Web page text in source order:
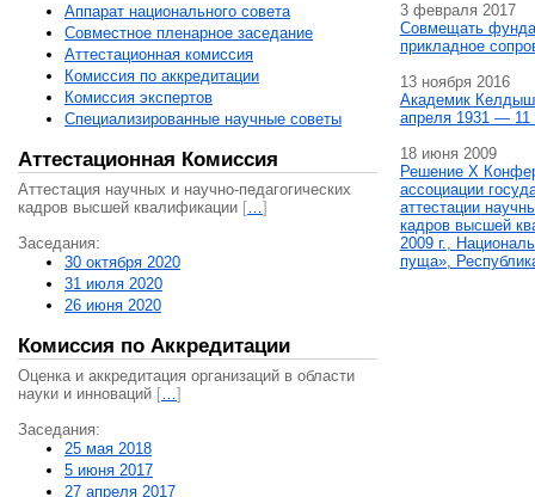
Аппарат национального совета
Совместное пленарное заседание
Аттестационная комисcия
Комиссия по аккредитации
Комиссия экспертов
Специализированные научные советы
Аттестационная Комиссия
Аттестация научных и научно-педагогических
кадров высшей квалификации […]
Заседания:
30 октября 2020
31 июля 2020
26 июня 2020
Комиссия по Аккредитации
Оценка и аккредитация организаций в области
науки и инноваций […]
Заседания:
25 мая 2018
5 июня 2017
27 апреля 2017
3 февраля 2017
Совмещать
прикладное
13 ноября 2016
Академик
апреля 1931 — 11
18 июня 2009
Решение X
ассоциации
аттестации
кадров высшей
2009 г.,
пуща»,